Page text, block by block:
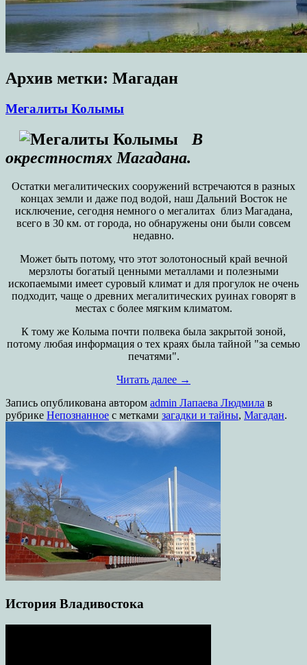
Архив метки: Магадан
Мегалиты Колымы
В
окрестностях Магадана.
Остатки мегалитических сооружений встречаются в разных
концах земли и даже под водой, наш Дальний Восток не
исключение, сегодня немного о мегалитах близ Магадана,
всего в 30 км. от города, но обнаружены они были совсем
недавно.
Может быть потому, что этот золотоносный край вечной
мерзлоты богатый ценными металлами и полезными
ископаемыми имеет суровый климат и для прогулок не очень
подходит, чаще о древних мегалитических руинах говорят в
местах с более мягким климатом.
К тому же Колыма почти полвека была закрытой зоной,
потому любая информация о тех краях была тайной "за семью
печатями".
Читать далее →
Запись опубликована автором admin Лапаева Людмила в
рубрике Непознанное с метками загадки и тайны, Магадан.
История Владивостока